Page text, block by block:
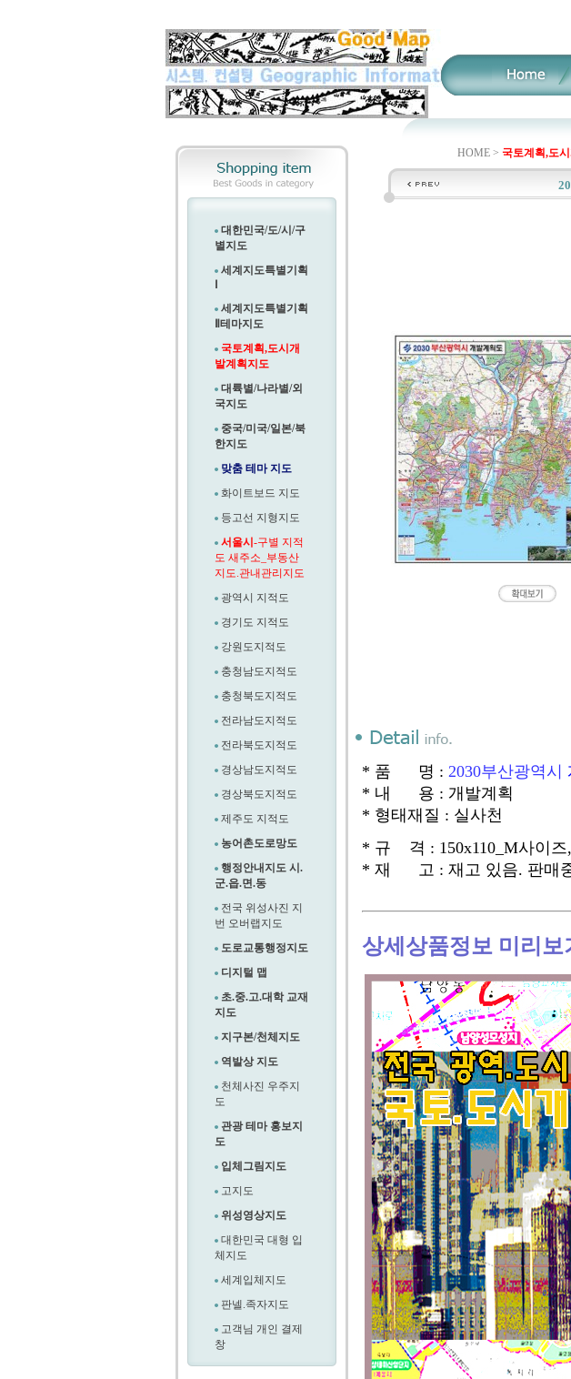
대한민국/도/시/구
별지도
세계지도특별기획
세계지도특별기획
테마지도
국토계획,도시개
발계획지도
대륙별/나라별/외
국지도
중국/미국/일본/북
한지도
맞춤 테마 지도
화이트보드 지도
등고선 지형지도
서울시 -구별 지적
도 새주소_부동산
지도.관내관리지도
광역시 지적도
경기도 지적도
강원도지적도
충청남도지적도
충청북도지적도
전라남도지적도
전라북도지적도
경상남도지적도
경상북도지적도
제주도 지적도
농어촌도로망도
행정안내지도 시.
군.읍.면.동
전국 위성사진 지
번 오버랩지도
도로교통행정지도
디지털 맵
초.중.고.대학 교재
지도
지구본/천체지도
역발상 지도
천체사진 우주지
도
관광 테마 홍보지
도
입체그림지도
고지도
위성영상지도
대한민국 대형 입
체지도
세계입체지도
판넬.족자지도
고객님 개인 결제
창
HOME > 국토계획,도
* 품 명 : 2030부산광역시
* 내 용 : 개발계획
* 형태재질 : 실사천
* 규 격 : 150x110_M사이즈
* 재 고 : 재고 있음. 판매
상세상품정보 미리보